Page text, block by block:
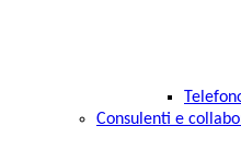
Consulenti e